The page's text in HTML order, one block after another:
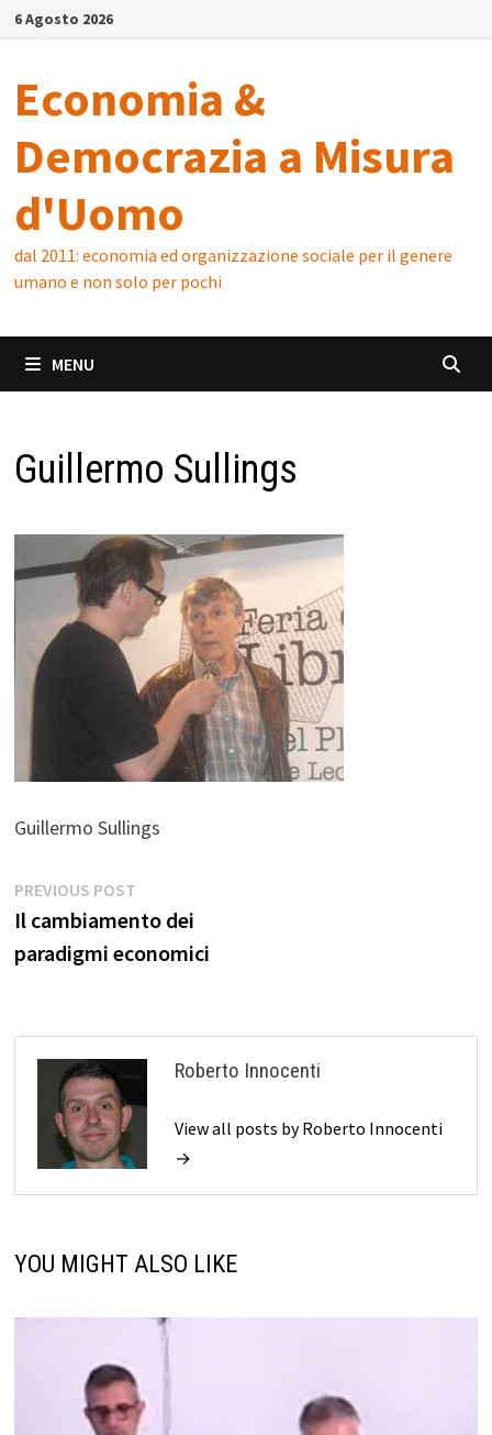
Skip6 Agosto 2026
Economia &
Democrazia a Misura
d'Uomo
dal 2011: economia ed organizzazione sociale per il genere
umano e non solo per pochi
MENU
Guillermo Sullings
Guillermo Sullings
Navigazione
articoli
PREVIOUS POSTPrevious
post:
Il cambiamento dei
paradigmi economici
Roberto Innocenti
View all posts by Roberto Innocenti
→
YOU MIGHT ALSO LIKE